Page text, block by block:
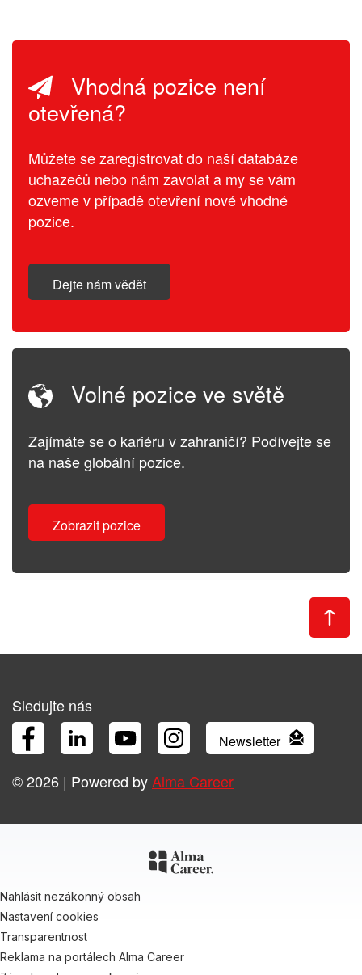
Vhodná pozice není
otevřená?
Můžete se zaregistrovat do naší databáze
uchazečů nebo nám zavolat a my se vám
ozveme v případě otevření nové vhodné
pozice.
Dejte nám vědět
Volné pozice ve světě
Zajímáte se o kariéru v zahraničí? Podívejte se
na naše globální pozice.
Zobrazit pozice
Sledujte nás
FacebookLinkedInYouTubeInstagramNewsletter
© 2026 | Powered byAlma Career
Nahlásit nezákonný obsah
Nastavení cookies
Transparentnost
Reklama na portálech Alma Career